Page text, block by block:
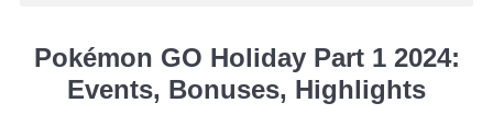
Pokémon GO Holiday Part 1 2024:
Events, Bonuses, Highlights